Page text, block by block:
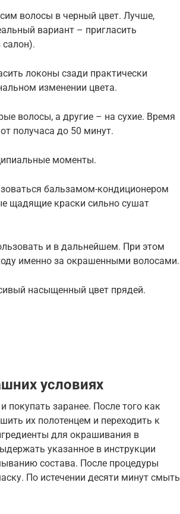
волосы в черный цвет. Лучше,
вариант – пригласить
салон).
локоны сзади практически
изменении цвета.
волосы, а другие – на сухие. Время
получаса до 50 минут.
моменты.
бальзамом-кондиционером
щадящие краски сильно сушат
и в дальнейшем. При этом
именно за окрашенными волосами.
насыщенный цвет прядей.
условиях
заранее. После того как
их полотенцем и переходить к
для окрашивания в
указанное в инструкции
состава. После процедуры
По истечении десяти минут смыть